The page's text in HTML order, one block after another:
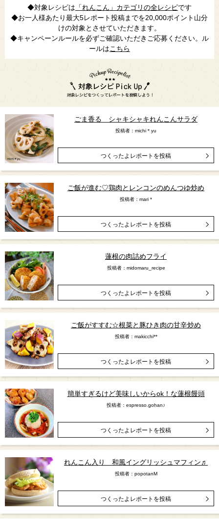
◆対象レシピは 「れんこん」カテゴリの全レシピです
◆お一人様あたり最大5レポート投稿までを20,000ポイント山分
けの対象とさせていただきます。
◆キャンペーンルールを必ずご確認いただきご応募ください。ル
ールはこちら
ごま香る シャキシャキれんこんサラダ
投稿者：michi＊yu
つくったよレポートを投稿
ご飯が進む♡鶏肉とレンコンのめんつゆ炒め
投稿者：mari *
つくったよレポートを投稿
蓮根の肉詰めフライ
投稿者：midomaru_recipe
つくったよレポートを投稿
ご飯がすすむ☆根菜と豚ひき肉の甘辛炒め
投稿者：makicchi**
つくったよレポートを投稿
簡単すぎるけど美味しいからok！な蓮根饅頭
投稿者：espresso.gohan♪
つくったよレポートを投稿
れんこん入り 和風イングリッシュマフィン♬
投稿者：popotanM
つくったよレポートを投稿